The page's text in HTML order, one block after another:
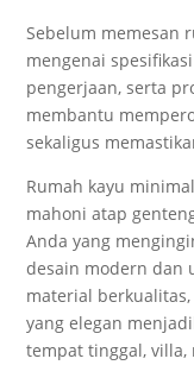
Sebelum memesan
mengenai
pengerjaan, serta
membantu
sekaligus
Rumah kayu
mahoni atap
Anda yang
desain modern dan
material
yang elegan
tempat tinggal,